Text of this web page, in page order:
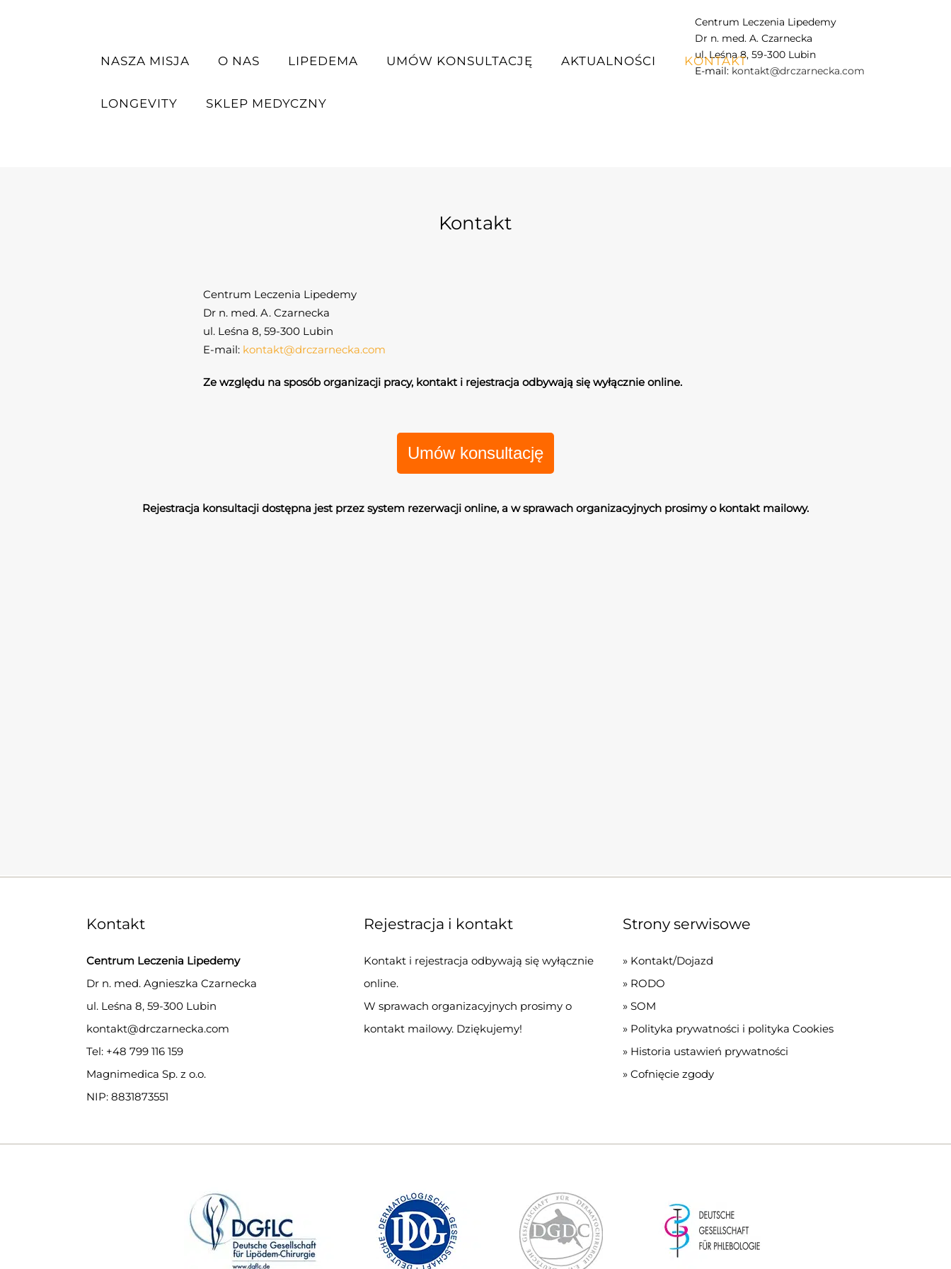
Centrum Leczenia Lipedemy
Dr n. med. A. Czarnecka
ul. Leśna 8, 59-300 Lubin
E-mail: kontakt@drczarnecka.com
NASZA MISJA O NAS LIPEDEMA UMÓW KONSULTACJĘ AKTUALNOŚCI KONTAKT
LONGEVITY SKLEP MEDYCZNY
Kontakt
Centrum Leczenia Lipedemy
Dr n. med. A. Czarnecka
ul. Leśna 8, 59-300 Lubin
E-mail: kontakt@drczarnecka.com
Ze względu na sposób organizacji pracy, kontakt i rejestracja odbywają się wyłącznie online.
Umów konsultację
Rejestracja konsultacji dostępna jest przez system rezerwacji online, a w sprawach organizacyjnych prosimy o kontakt mailowy.
Kontakt
Centrum Leczenia Lipedemy
Dr n. med. Agnieszka Czarnecka
ul. Leśna 8, 59-300 Lubin
kontakt@drczarnecka.com
Tel: +48 799 116 159
Magnimedica Sp. z o.o.
NIP: 8831873551
Rejestracja i kontakt
Kontakt i rejestracja odbywają się wyłącznie
online.
W sprawach organizacyjnych prosimy o
kontakt mailowy. Dziękujemy!
Strony serwisowe
» Kontakt/Dojazd
» RODO
»SOM
» Polityka prywatności i polityka Cookies
» Historia ustawień prywatności
»Cofnięcie zgody